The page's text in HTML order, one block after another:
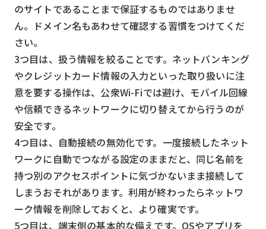
のサイトであることまで保証するものではありませ
ん。ドメイン名もあわせて確認する習慣をつけてくだ
さい。
3つ目は、扱う情報を絞ることです。ネットバンキング
やクレジットカード情報の入力といった取り扱いに注
意を要する操作は、公衆Wi-Fiでは避け、モバイル回線
や信頼できるネットワークに切り替えてから行うのが
安全です。
4つ目は、自動接続の無効化です。一度接続したネット
ワークに自動でつながる設定のままだと、同じ名前を
持つ別のアクセスポイントに気づかないまま接続して
しまうおそれがあります。利用が終わったらネットワ
ーク情報を削除しておくと、より確実です。
5つ目は、端末側の基本的な備えです。OSやアプリを